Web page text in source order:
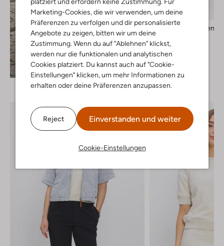
Marketing-Cookies, die wir verwenden, um deine
Präferenzen zu verfolgen und dir personalisierte
Angebote zu zeigen, bitten wir um deine
Zustimmung. Wenn du auf "Ablehnen" klickst,
werden nur die funktionalen und analytischen
Cookies platziert. Du kannst auch auf "Cookie-
Einstellungen" klicken, um mehr Informationen zu
erhalten oder deine Präferenzen anzupassen.
Reject Einverstanden und weiter
Cookie-Einstellungen
Entdecke den Look
Selected Women
€ 89,99
+ mehr farben